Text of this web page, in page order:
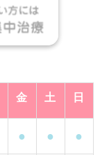
金 土 日
● ● ●